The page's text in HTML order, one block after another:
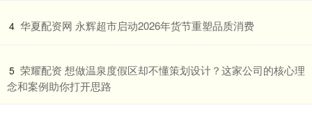
4 ​华夏配资网 永辉超市启动2026年货节重塑品质消费
5 ​荣耀配资 想做温泉度假区却不懂策划设计？这家公司的核心理
念和案例助你打开思路